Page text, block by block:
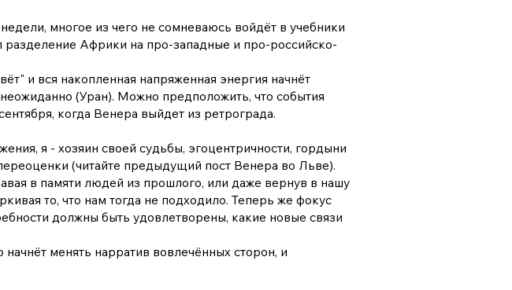
многое из чего не сомневаюсь войдёт в учебники
Африки на про-западные и про-российско-
и вся накопленная напряженная энергия начнёт
(Уран). Можно предположить, что события
когда Венера выйдет из ретрограда.
я - хозяин своей судьбы, эгоцентричности, гордыни
(читайте предыдущий пост Венера во Льве).
в памяти людей из прошлого, или даже вернув в нашу
то, что нам тогда не подходило. Теперь же фокус
должны быть удовлетворены, какие новые связи
менять нарратив вовлечённых сторон, и